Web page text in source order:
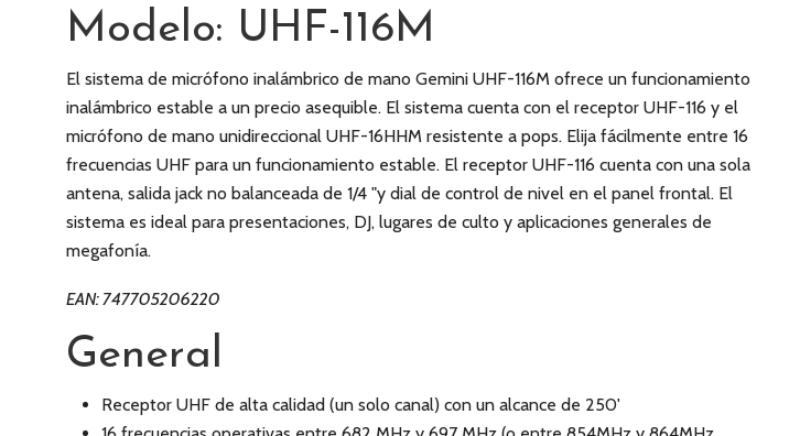
Modelo: UHF-116M
El sistema de micrófono inalámbrico de mano Gemini UHF-116M ofrece un funcionamiento
inalámbrico estable a un precio asequible. El sistema cuenta con el receptor UHF-116 y el
micrófono de mano unidireccional UHF-16HHM resistente a pops. Elija fácilmente entre 16
frecuencias UHF para un funcionamiento estable. El receptor UHF-116 cuenta con una sola
antena, salida jack no balanceada de 1/4 "y dial de control de nivel en el panel frontal. El
sistema es ideal para presentaciones, DJ, lugares de culto y aplicaciones generales de
megafonía.
EAN: 747705206220
General
Receptor UHF de alta calidad (un solo canal) con un alcance de 250'